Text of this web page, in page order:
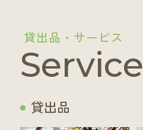
貸出品・サービス
Service
貸出品